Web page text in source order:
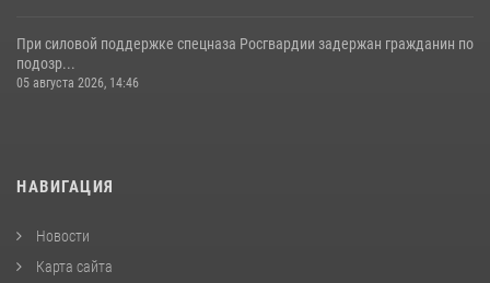
При силовой поддержке спецназа Росгвардии задержан гражданин по
подозр...
05 августа 2026, 14:46
НАВИГАЦИЯ
Новости
Карта сайта